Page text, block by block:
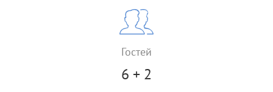
Гостей
6 + 2